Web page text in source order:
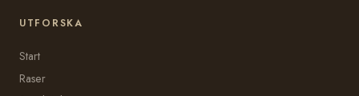
UTFORSKA
Start
Raser